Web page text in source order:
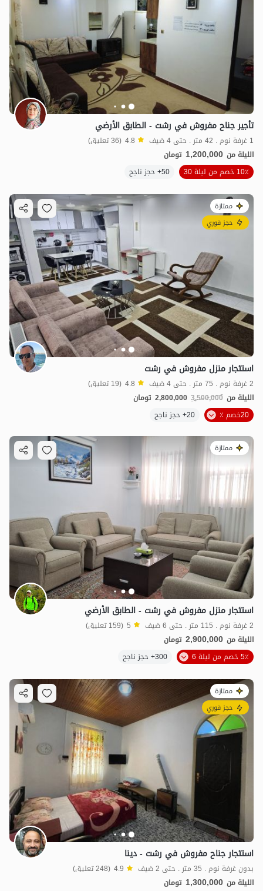
تأجير جناح مفروش في رشت - الطابق الأرضي
1 غرفة نوم . 42 متر . حتى 4 ضيف 4.8 (36 تعليق)
الليلة من 1,200,000 تومان
10٪ خصم من ليلة 30
50+ حجز ناجح
ممتازة
حجز فوري
استئجار منزل مفروش في رشت
2 غرفة نوم . 75 متر . حتى 4 ضيف 4.8 (19 تعليق)
الليلة من 3,500,000
2,800,000 تومان
20خصم ٪
20+ حجز ناجح
ممتازة
استئجار منزل مفروش في رشت - الطابق الأرضي
2 غرفة نوم . 115 متر . حتى 6 ضيف 5 (159 تعليق)
الليلة من 2,900,000 تومان
5٪ خصم من ليلة 6
300+ حجز ناجح
ممتازة
حجز فوري
استئجار جناح مفروش في رشت - دينا
بدون غرفة نوم . 35 متر . حتى 2 ضيف 4.9 (248 تعليق)
الليلة من 1,300,000 تومان